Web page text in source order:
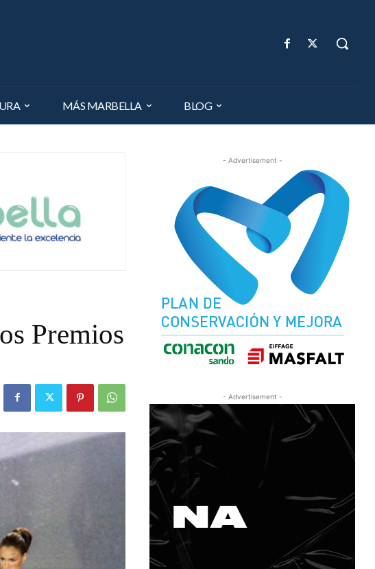
MÁS MARBELLA BLOG
Premios
- Advertisement -
- Advertisement -